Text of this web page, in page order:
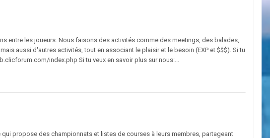
entre les joueurs. Nous faisons des activités comme des meetings, des balades,
aussi d'autres activités, tout en associant le plaisir et le besoin (EXP et $$$). Si tu
index.php Si tu veux en savoir plus sur nous:...
propose des championnats et listes de courses à leurs membres, partageant